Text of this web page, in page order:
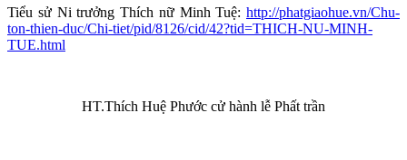
Tiểu sử Ni trưởng Thích nữ Minh Tuệ: http://phatgiaohue.vn/Chu-
ton-thien-duc/Chi-tiet/pid/8126/cid/42?tid=THICH-NU-MINH-
TUE.html
HT.Thích Huệ Phước cử hành lễ Phất trần